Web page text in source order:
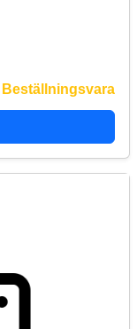
Beställningsvara